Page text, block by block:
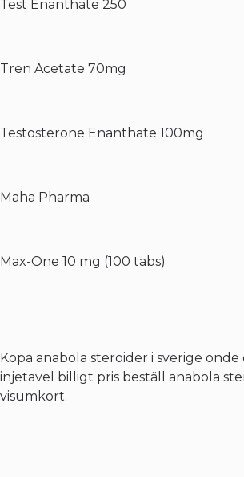
Test Enanthate 250
Tren Acetate 70mg
Testosterone Enanthate 100mg
Maha Pharma
Max-One 10 mg (100 tabs)
Köpa anabola steroider i sverige onde
injetavel billigt pris beställ anabola
visumkort.